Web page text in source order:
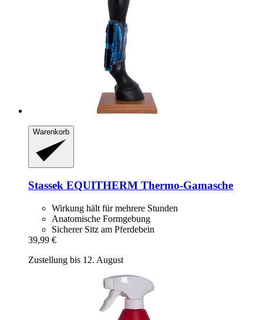
Warenkorb
Stassek EQUITHERM Thermo-​Gamasche
Wirkung hält für mehrere Stunden
Anatomische Formgebung
Sicherer Sitz am Pferdebein
39,99 €
Zustellung bis 12. August